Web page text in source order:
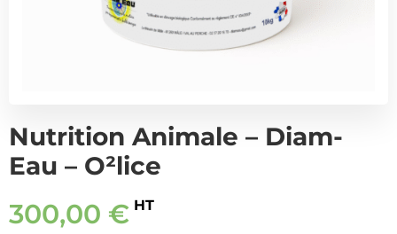
Nutrition Animale – Diam-
Eau – O²lice
300,00 € HT